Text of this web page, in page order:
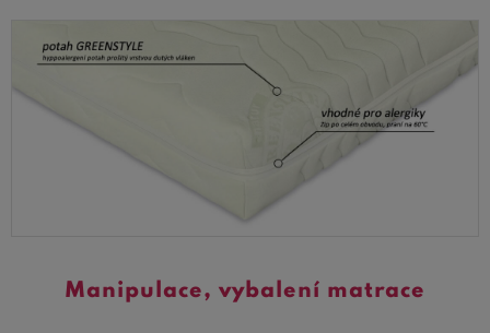
Manipulace, vybalení matrace